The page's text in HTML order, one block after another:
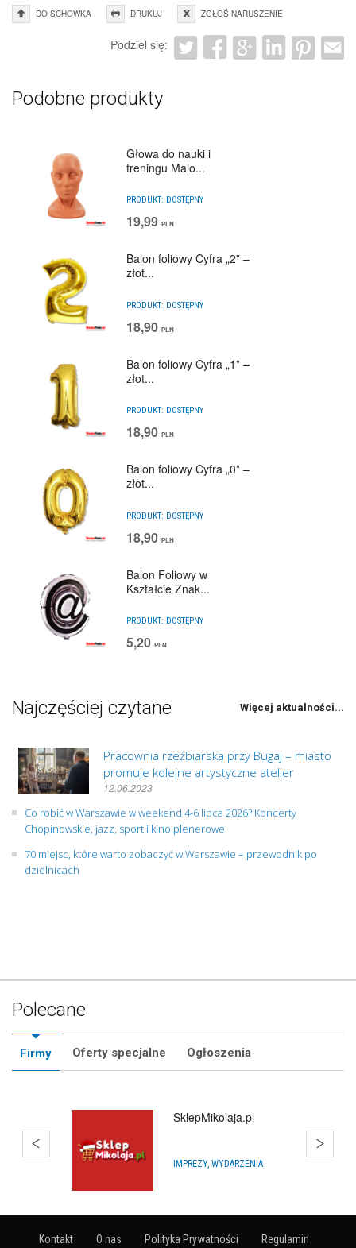
DO SCHOWKA DRUKUJ ZGŁOŚ NARUSZENIE
Podziel się:
Podobne produkty
Głowa do nauki i
treningu Malo...
PRODUKT: DOSTĘPNY
19,99 PLN
Balon foliowy Cyfra „2” –
złot...
PRODUKT: DOSTĘPNY
18,90 PLN
Balon foliowy Cyfra „1” –
złot...
PRODUKT: DOSTĘPNY
18,90 PLN
Balon foliowy Cyfra „0” –
złot...
PRODUKT: DOSTĘPNY
18,90 PLN
Balon Foliowy w
Kształcie Znak...
PRODUKT: DOSTĘPNY
5,20 PLN
Najczęściej czytane Więcej aktualności...
Pracownia rzeźbiarska przy Bugaj – miasto
promuje kolejne artystyczne atelier
12.06.2023
Co robić w Warszawie w weekend 4-6 lipca 2026? Koncerty
Chopinowskie, jazz, sport i kino plenerowe
70 miejsc, które warto zobaczyć w Warszawie – przewodnik po
dzielnicach
Polecane
Firmy Oferty specjalne Ogłoszenia
SklepMikolaja.pl
IMPREZY, WYDARZENIA
Kontakt O nas Polityka Prywatności
Regulamin